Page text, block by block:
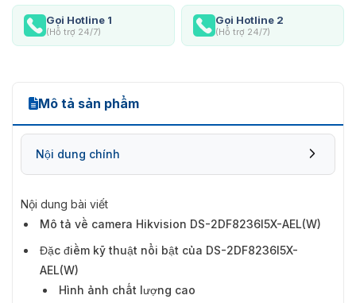
Gọi Hotline 1
(Hỗ trợ 24/7)
Gọi Hotline 2
(Hỗ trợ 24/7)
Mô tả sản phẩm
Nội dung chính
2DF8236I5X-AEL(W)
Nội dung bài viết
Mô tả về camera Hikvision DS-2DF8236I5X-AEL(W)
Đặc điềm kỹ thuật nổi bật của DS-2DF8236I5X-
AEL(W)
Hình ảnh chất lượng cao